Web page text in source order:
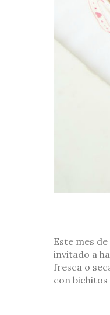
Este mes
invitado a
fresca o
con